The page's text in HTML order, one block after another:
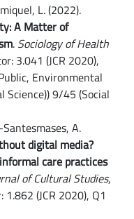
L. (2022).
A Matter of
. Sociology of Health
3.041 (JCR 2020),
Environmental
Science)) 9/45 (Social
A.
digital media?
care practices
of Cultural Studies,
(JCR 2020), Q1